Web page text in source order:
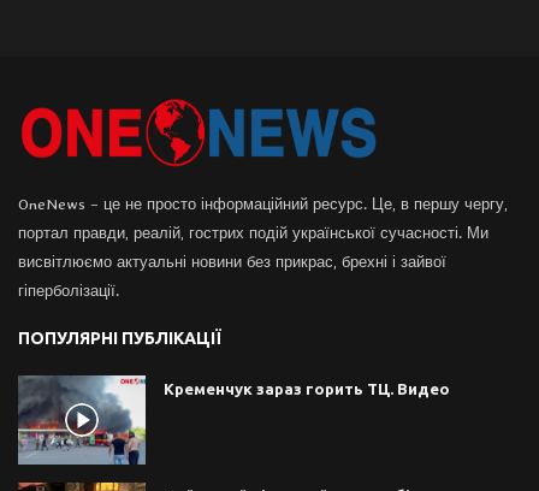
OneNews – це не просто інформаційний ресурс. Це, в першу чергу,
портал правди, реалій, гострих подій української сучасності. Ми
висвітлюємо актуальні новини без прикрас, брехні і зайвої
гіперболізації.
ПОПУЛЯРНІ ПУБЛІКАЦІЇ
Кременчук зараз горить ТЦ. Видео